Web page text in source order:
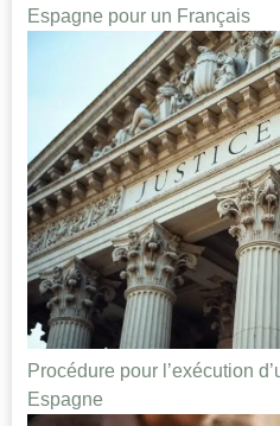
Espagne pour un Français
Procédure pour l’exécution
Espagne